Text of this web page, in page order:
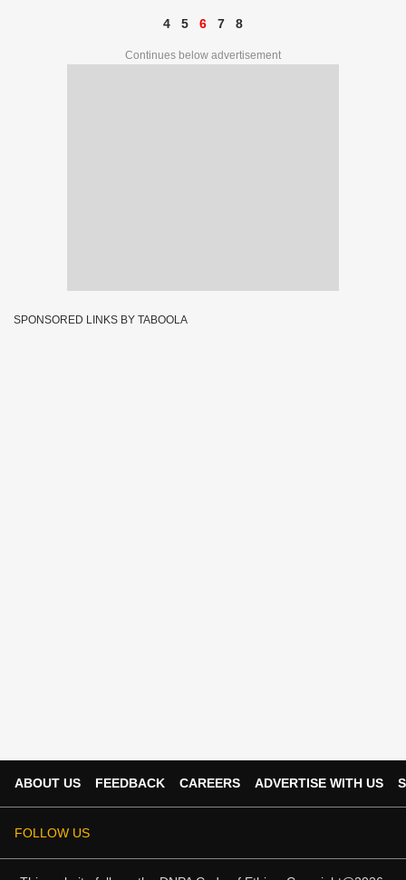
4 5 6 7 8
Continues below advertisement
SPONSORED LINKS BY TABOOLA
ABOUT US FEEDBACK CAREERS ADVERTISE WITH US
FOLLOW US